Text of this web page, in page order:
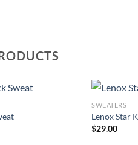
SWEATERS
Lenox Star
$29.00